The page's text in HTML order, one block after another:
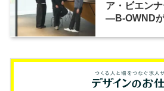
ア・ビエン
―B-OWND